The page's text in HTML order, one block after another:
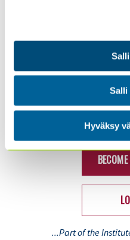
Salli
Hyväksy
BECOMING
JOIN
...Part of the